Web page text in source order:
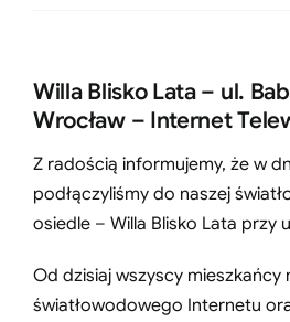
Willa Blisko Lata – ul.
Wrocław – Internet
Z radością informujemy, że w
podłączyliśmy do naszej
osiedle – Willa Blisko Lata przy
Od dzisiaj wszyscy
światłowodowego Internetu